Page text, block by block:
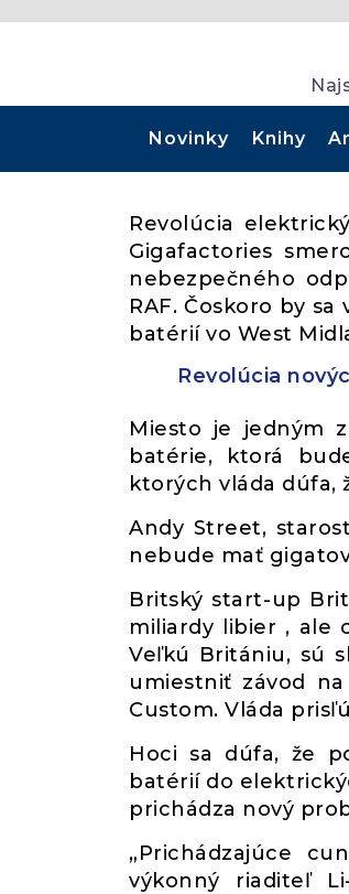
Novinky Knihy
Revolúcia
Gigafactories
nebezpečného
RAF. Čoskoro by
batérií vo West
Revolúcia
Miesto je jedným
batérie, ktorá
ktorých vláda dúfa,
Andy Street,
nebude mať
Britský start-up
miliardy libier , ale
Veľkú Britániu, sú
umiestniť závod
Custom. Vláda
Hoci sa dúfa, že
batérií do
prichádza nový
„Prichádzajúce
výkonný riaditeľ